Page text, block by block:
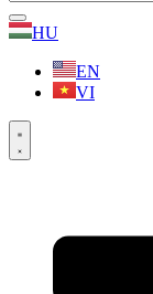
HU
EN
VI